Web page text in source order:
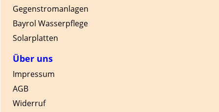
Gegenstromanlagen
Bayrol Wasserpflege
Solarplatten
Über uns
Impressum
AGB
Widerruf